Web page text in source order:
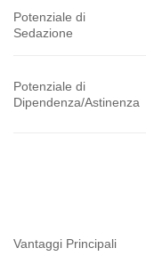
Potenziale di
Sedazione
Potenziale di
Dipendenza/Astinenza
Vantaggi Principali